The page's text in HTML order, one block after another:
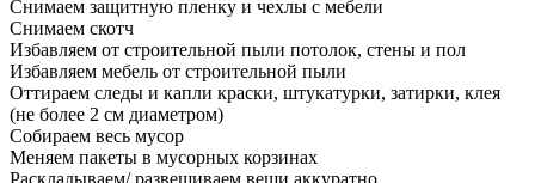
Снимаем защитную пленку и чехлы с мебели
Снимаем скотч
Избавляем от строительной пыли потолок, стены и пол
Избавляем мебель от строительной пыли
Оттираем следы и капли краски, штукатурки, затирки, клея
(не более 2 см диаметром)
Собираем весь мусор
Меняем пакеты в мусорных корзинах
Раскладываем/ развешиваем вещи аккуратно